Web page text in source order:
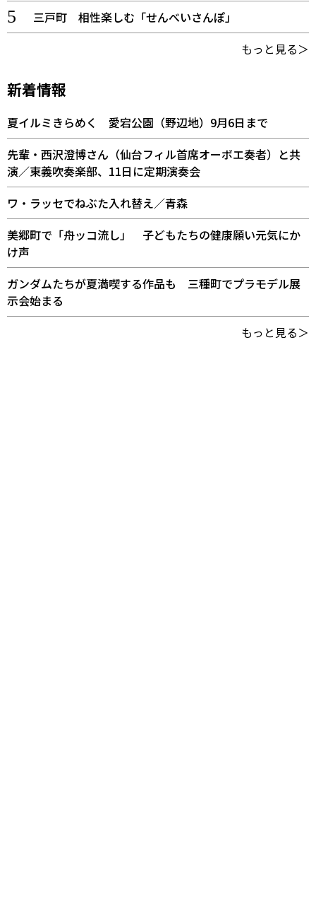
三戸町 相性楽しむ「せんべいさんぽ」
もっと見る＞
新着情報
夏イルミきらめく 愛宕公園（野辺地）9月6日まで
先輩・西沢澄博さん（仙台フィル首席オーボエ奏者）と共
演／東義吹奏楽部、11日に定期演奏会
ワ・ラッセでねぶた入れ替え／青森
美郷町で「舟ッコ流し」 子どもたちの健康願い元気にか
け声
ガンダムたちが夏満喫する作品も 三種町でプラモデル展
示会始まる
もっと見る＞